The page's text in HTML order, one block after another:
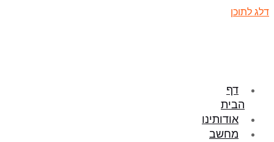
דלג לתוכן
דף
הבית
אודותינו
מחשב